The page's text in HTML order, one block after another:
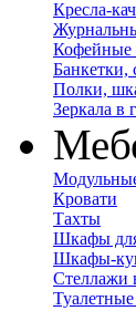
Кресла-
Кофейные
Банкетки,
Полки,
Зеркала в
Кровати
Тахты
Шкафы
Шкафы-
Стеллажи